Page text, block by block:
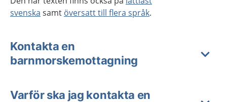
svenska samt översatt till flera språk.
Kontakta en
barnmorskemottagning
Varför ska jag kontakta en